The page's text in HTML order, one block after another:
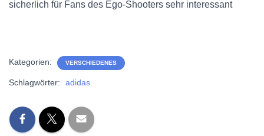
sicherlich für Fans des Ego-Shooters sehr interessant
Kategorien: VERSCHIEDENES
Schlagwörter: adidas